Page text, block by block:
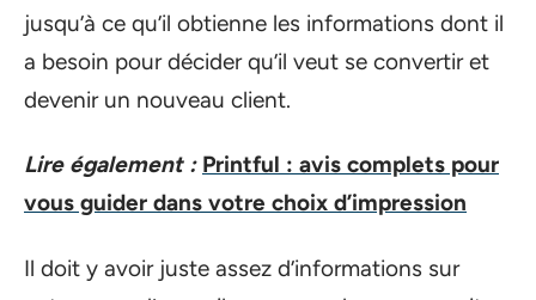
jusqu’à ce qu’il obtienne les informations dont il
a besoin pour décider qu’il veut se convertir et
devenir un nouveau client.
Lire également : Printful : avis complets pour
vous guider dans votre choix d’impression
Il doit y avoir juste assez d’informations sur